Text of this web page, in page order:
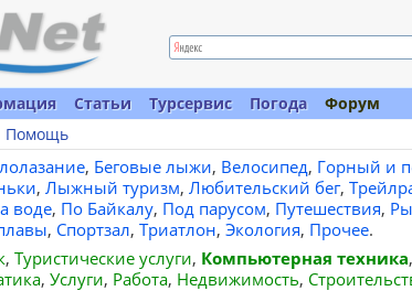
Статьи Турсервис Погода
Форум
Помощь
, Беговые лыжи, Велосипед, Горный и
, Лыжный туризм, Любительский бег,
воде, По Байкалу, Под парусом, Путешествия,
, Спортзал, Триатлон, Экология, Прочее.
, Туристические услуги, Компьютерная техника,
, Услуги, Работа, Недвижимость,